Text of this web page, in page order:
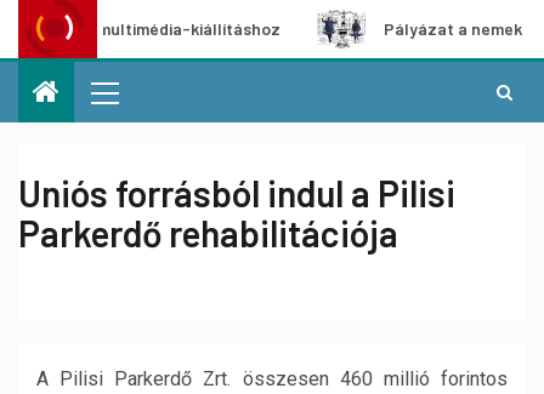
multimédia-kiállításhoz Pályázat a nemek közötti
Uniós forrásból indul a Pilisi
Parkerdő rehabilitációja
A Pilisi Parkerdő Zrt. összesen 460 millió forintos